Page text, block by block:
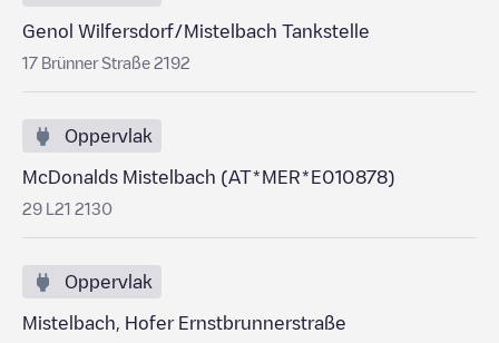
Genol Wilfersdorf/Mistelbach Tankstelle
17 Brünner Straße 2192
Oppervlak
McDonalds Mistelbach (AT*MER*E010878)
29 L21 2130
Oppervlak
Mistelbach, Hofer Ernstbrunnerstraße